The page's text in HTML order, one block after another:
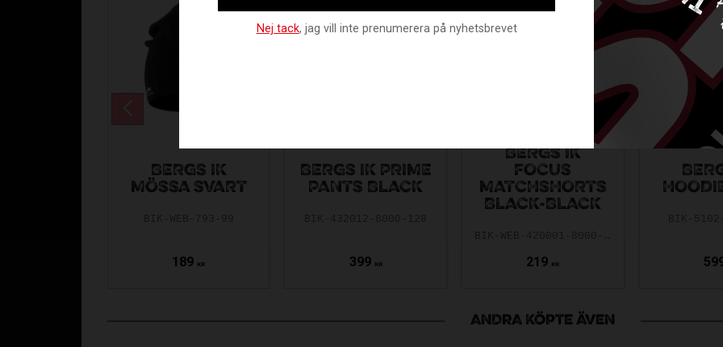
BERGS IK
MÖSSA SVART
189 KR
BERGS IK PRIME
PANTS BLACK
399 KR
BERGS IK
FOCUS
MATCHSHORTS
BLACK-BLACK
219 KR
ANDRA KÖPTE ÄVEN
Nej tack, jag vill inte prenumerera på nyhetsbrevet